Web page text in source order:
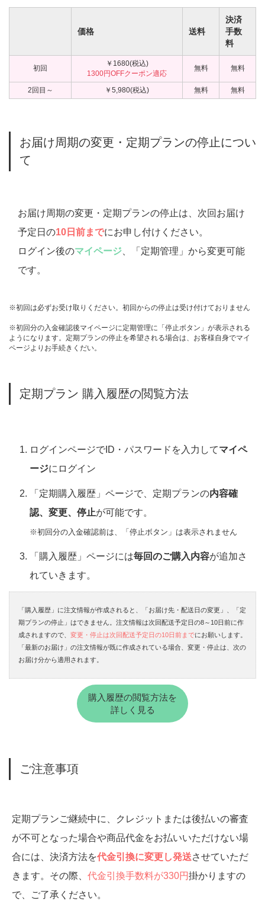
価格 送料
決済
手数
料
初回
￥1680(税込)
1300円OFFクーポン適応
無料 無料
2回目～ ￥5,980(税込) 無料 無料
お届け周期の変更・定期プランの停止につい
て
お届け周期の変更・定期プランの停止は、次回お届け
予定日の10日前までにお申し付けください。
ログイン後のマイページ 、「定期管理」から変更可能
です。
※初回は必ずお受け取りください。初回からの停止は受け付けておりません
※初回分の入金確認後マイページに定期管理に「停止ボタン」が表示される
ようになります。定期プランの停止を希望される場合は、お客様自身でマイ
ページよりお手続きくだい。
定期プラン 購入履歴の閲覧方法
ログインページでID・パスワードを入力してマイペ
ージにログイン
「定期購入履歴」ページで、定期プランの内容確
認、変更、停止が可能です。
※初回分の入金確認前は、「停止ボタン」は表示されません
「購入履歴」ページには毎回のご購入内容が追加さ
れていきます。
「購入履歴」に注文情報が作成されると、「お届け先・配送日の変更」、「定
期プランの停止」はできません。注文情報は次回配送予定日の8～10日前に作
成されますので、 変更・停止は次回配送予定日の10日前までにお願いします。
「最新のお届け」の注文情報が既に作成されている場合、変更・停止は、次の
お届け分から適用されます。
購入履歴の閲覧方法を
詳しく見る
ご注意事項
定期プランご継続中に、クレジットまたは後払いの審査
が不可となった場合や商品代金をお払いいただけない場
合には、決済方法を代金引換に変更し発送させていただ
きます。その際、 代金引換手数料が330円掛かりますの
で、ご了承ください。